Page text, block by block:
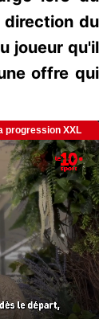
direction du
joueur qu'il
offre qui